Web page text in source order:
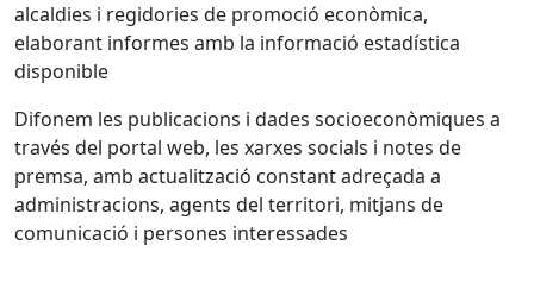
alcaldies i regidories de promoció econòmica,
elaborant informes amb la informació estadística
disponible
Difonem les publicacions i dades socioeconòmiques a
través del portal web, les xarxes socials i notes de
premsa, amb actualització constant adreçada a
administracions, agents del territori, mitjans de
comunicació i persones interessades